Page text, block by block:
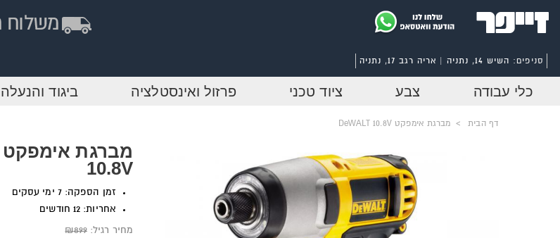
סניפים: השיש 14, נתניה | אריה רגב 17, נתניה
כלי עבודה צבע ציוד טכני פרזול ואינסטלציה ביגוד והנעלה
דף הבית > מברגת אימפקט DeWALT 10.8V
10.8V
זמן הספקה: 7 ימי עסקים
אחריות: 12 חודשים
מחיר רגיל: ₪899